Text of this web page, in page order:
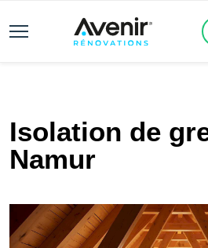
Isolation de
Namur